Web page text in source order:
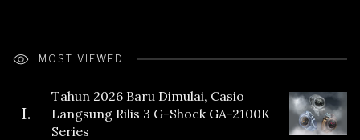
MOST VIEWED
I.
Tahun 2026 Baru Dimulai, Casio
Langsung Rilis 3 G-Shock GA-2100K
Series